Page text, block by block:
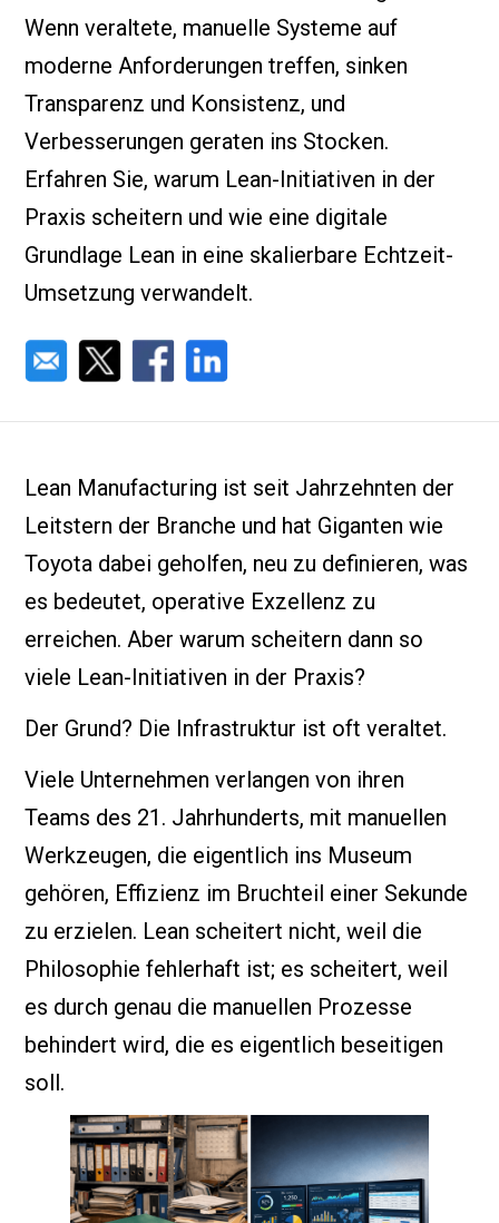
Wenn veraltete, manuelle Systeme auf
moderne Anforderungen treffen, sinken
Transparenz und Konsistenz, und
Verbesserungen geraten ins Stocken.
Erfahren Sie, warum Lean-Initiativen in der
Praxis scheitern und wie eine digitale
Grundlage Lean in eine skalierbare Echtzeit-
Umsetzung verwandelt.
Lean Manufacturing ist seit Jahrzehnten der
Leitstern der Branche und hat Giganten wie
Toyota dabei geholfen, neu zu definieren, was
es bedeutet, operative Exzellenz zu
erreichen. Aber warum scheitern dann so
viele Lean-Initiativen in der Praxis?
Der Grund? Die Infrastruktur ist oft veraltet.
Viele Unternehmen verlangen von ihren
Teams des 21. Jahrhunderts, mit manuellen
Werkzeugen, die eigentlich ins Museum
gehören, Effizienz im Bruchteil einer Sekunde
zu erzielen. Lean scheitert nicht, weil die
Philosophie fehlerhaft ist; es scheitert, weil
es durch genau die manuellen Prozesse
behindert wird, die es eigentlich beseitigen
soll.